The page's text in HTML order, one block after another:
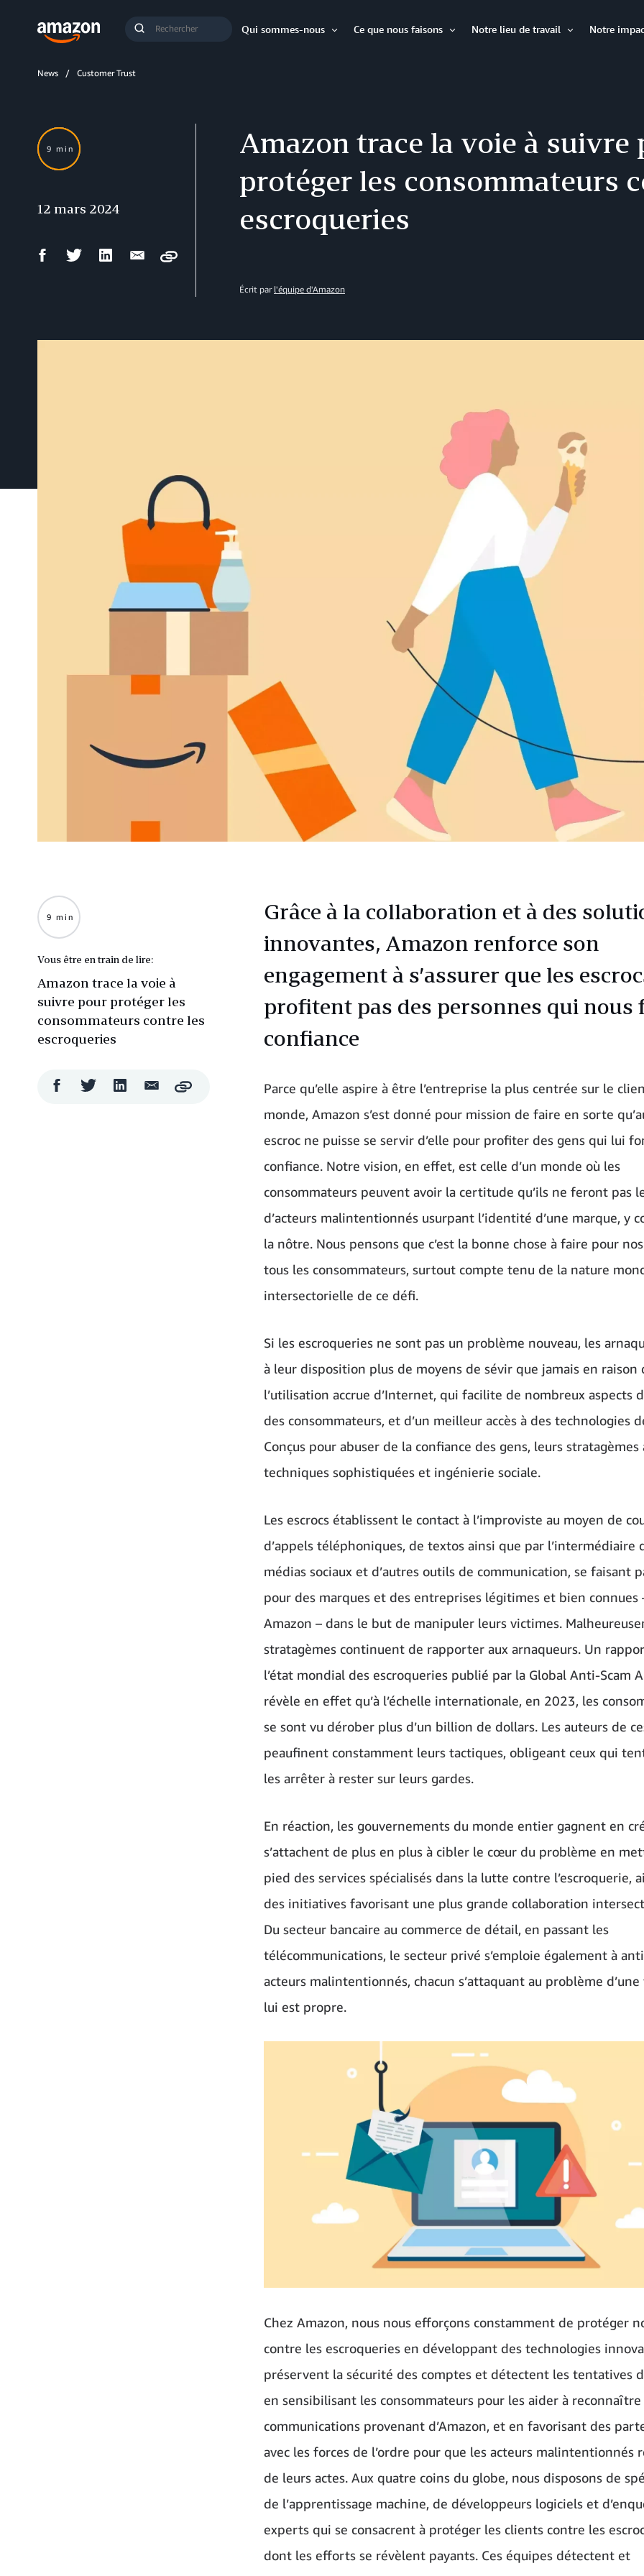
Lancer
de
Qui sommes-nous
Ce que nous faisons
Notre lieu de travail
Notre
News Customer Trust
Amazon trace la voie à suivre
protéger les consommateurs
escroqueries
Écrit par l'équipe d'Amazon
9 min
12 mars 2024
PartagerPartagerPartagerPartager
Copy
Grâce à la collaboration et à des
innovantes, Amazon renforce son
engagement à s’assurer que les
profitent pas des personnes qui nous
confiance
Parce qu’elle aspire à être l’entreprise la plus centrée sur le
monde, Amazon s’est donné pour mission de faire en sorte
escroc ne puisse se servir d’elle pour profiter des gens qui lui
confiance. Notre vision, en effet, est celle d’un monde où les
consommateurs peuvent avoir la certitude qu’ils ne feront pas
d’acteurs malintentionnés usurpant l’identité d’une marque, y
la nôtre. Nous pensons que c’est la bonne chose à faire pour
tous les consommateurs, surtout compte tenu de la nature
intersectorielle de ce défi.
Si les escroqueries ne sont pas un problème nouveau, les
à leur disposition plus de moyens de sévir que jamais en raison
l’utilisation accrue d’Internet, qui facilite de nombreux aspects
des consommateurs, et d’un meilleur accès à des technologies
Conçus pour abuser de la confiance des gens, leurs
techniques sophistiquées et ingénierie sociale.
Les escrocs établissent le contact à l’improviste au moyen de
d’appels téléphoniques, de textos ainsi que par l’intermédiaire
médias sociaux et d’autres outils de communication, se faisant
pour des marques et des entreprises légitimes et bien connues
Amazon – dans le but de manipuler leurs victimes.
stratagèmes continuent de rapporter aux arnaqueurs. Un
l’état mondial des escroqueries publié par la Global Anti-Scam
révèle en effet qu’à l’échelle internationale, en 2023, les
se sont vu dérober plus d’un billion de dollars. Les auteurs de
peaufinent constamment leurs tactiques, obligeant ceux qui
les arrêter à rester sur leurs gardes.
En réaction, les gouvernements du monde entier gagnent en
s’attachent de plus en plus à cibler le cœur du problème en
pied des services spécialisés dans la lutte contre l’escroquerie,
des initiatives favorisant une plus grande collaboration
Du secteur bancaire au commerce de détail, en passant les
télécommunications, le secteur privé s’emploie également à
acteurs malintentionnés, chacun s’attaquant au problème
lui est propre.
Chez Amazon, nous nous efforçons constamment de protéger
contre les escroqueries en développant des technologies
préservent la sécurité des comptes et détectent les tentatives
en sensibilisant les consommateurs pour les aider à reconnaître
communications provenant d’Amazon, et en favorisant des
avec les forces de l’ordre pour que les acteurs malintentionnés
de leurs actes. Aux quatre coins du globe, nous disposons de
de l’apprentissage machine, de développeurs logiciels et
experts qui se consacrent à protéger les clients contre les
dont les efforts se révèlent payants. Ces équipes détectent et
9 min
Vous être en train de lire:
Amazon trace la voie à
suivre pour protéger les
consommateurs contre les
escroqueries
PartagerPartagerPartagerPartager
Copy